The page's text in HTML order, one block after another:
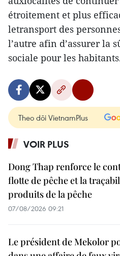
étroitement et plus
letransport des
l’autre afin d’assurer la
sociale pour les
Theo dõi VietnamPlus
VOIR PLUS
Dong Thap renforce le
flotte de pêche et la
produits de la pêche
07/08/2026 09:21
Le président de Mekolor